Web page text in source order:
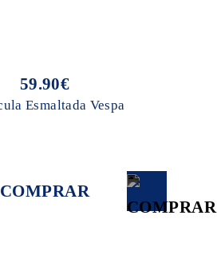
59.90€
Esmaltada Vespa
COMPRAR